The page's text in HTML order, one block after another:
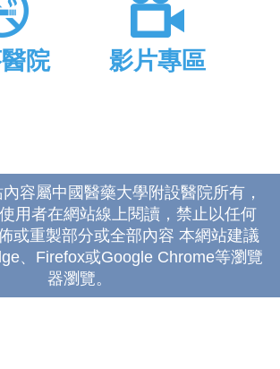
院 影片專區
容屬中國醫藥大學附設醫院所有，
用者在網站線上閱讀，禁止以任何
或重製部分或全部內容 本網站建議
、Firefox或Google Chrome等瀏覽
器瀏覽。